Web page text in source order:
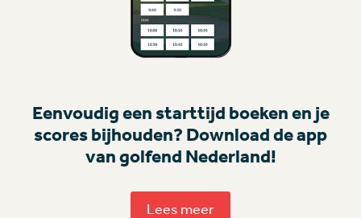
Eenvoudig een starttijd boeken en je
scores bijhouden? Download de app
van golfend Nederland!
Lees meer